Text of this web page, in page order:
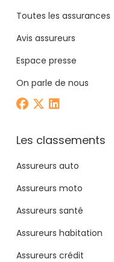
Toutes les assurances
Avis assureurs
Espace presse
On parle de nous
Les classements
Assureurs auto
Assureurs moto
Assureurs santé
Assureurs habitation
Assureurs crédit